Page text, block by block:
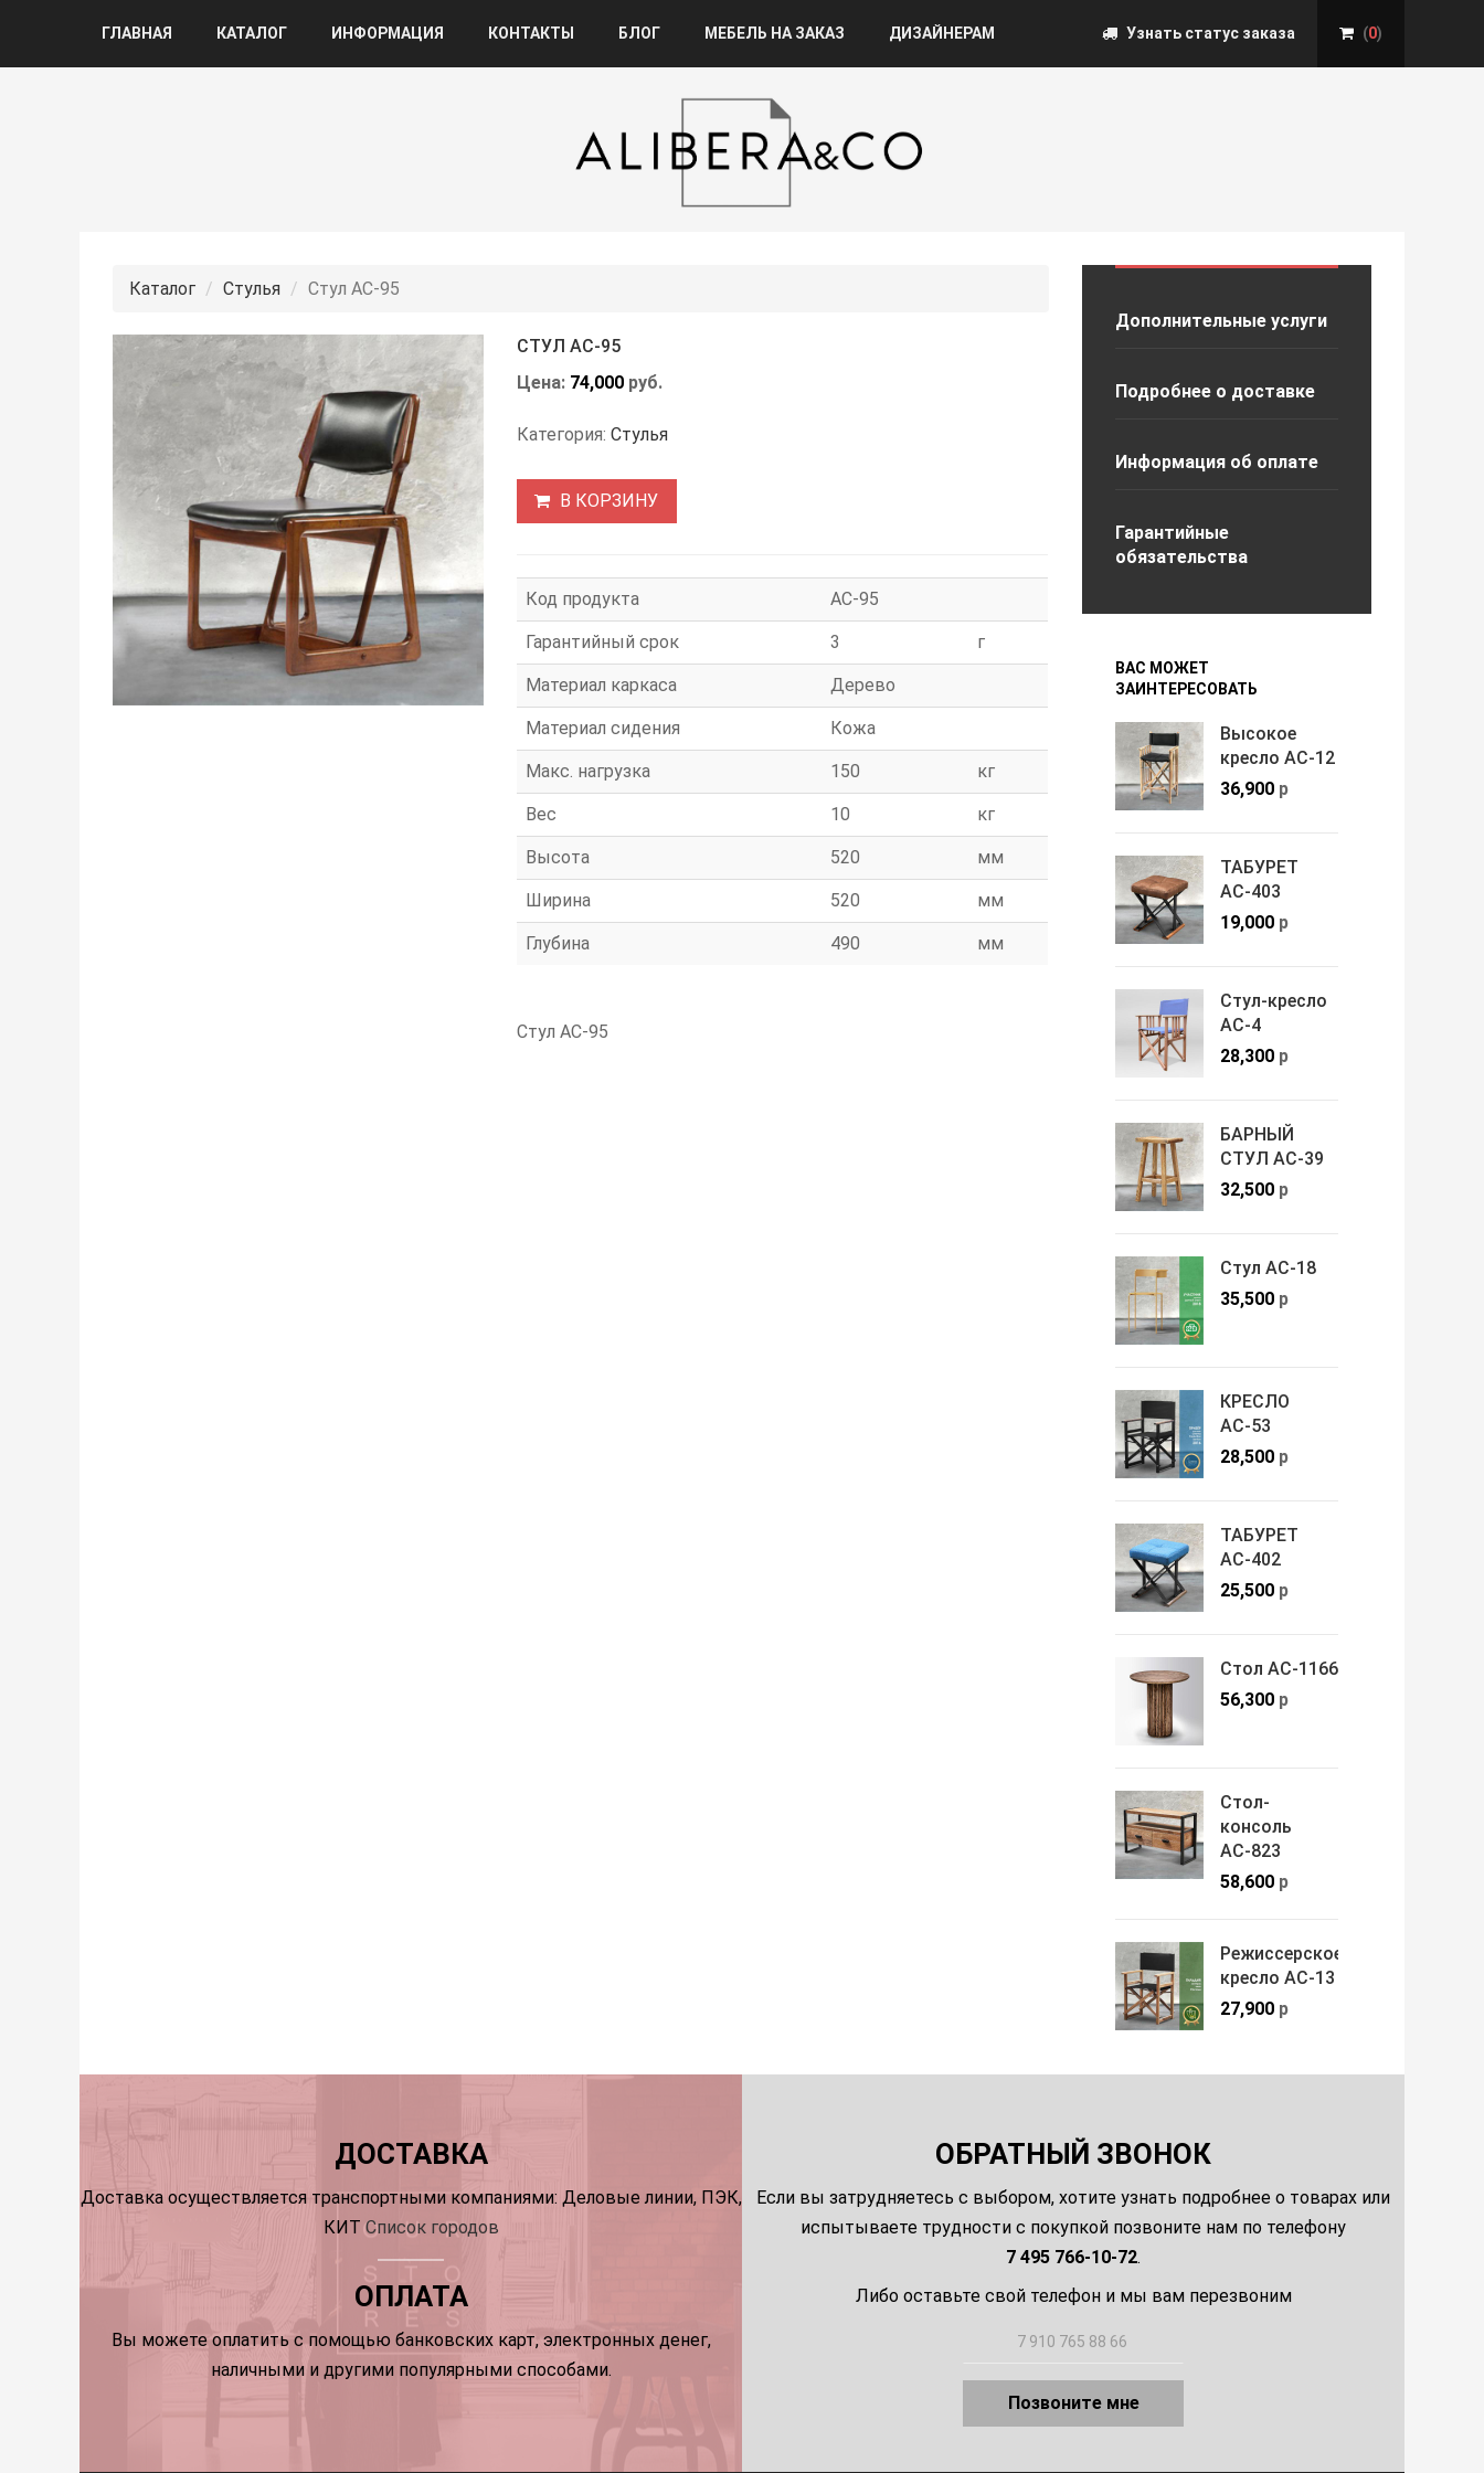
Узнать статус заказа (0)
ГЛАВНАЯ КАТАЛОГ ИНФОРМАЦИЯ КОНТАКТЫ БЛОГ МЕБЕЛЬ НА ЗАКАЗ ДИЗАЙНЕРАМ
Каталог Стулья Стул АС-95
СТУЛ АС-95
Цена: 74,000руб.
Категория: Стулья
В КОРЗИНУ
Код продукта АС-95
Гарантийный срок 3 г
Материал каркаса Дерево
Материал сидения Кожа
Макс. нагрузка 150 кг
Вес 10 кг
Высота 520 мм
Ширина 520 мм
Глубина 490 мм
Стул АС-95
Дополнительные услуги
Подробнее о доставке
Информация об оплате
Гарантийные
обязательства
ВАС МОЖЕТ
ЗАИНТЕРЕСОВАТЬ
Высокое
кресло АС-12
36,900р
ТАБУРЕТ
АС-403
19,000р
Стул-кресло
АС-4
28,300р
БАРНЫЙ
СТУЛ АС-39
32,500р
Стул АС-18
35,500р
КРЕСЛО
АС-53
28,500р
ТАБУРЕТ
АС-402
25,500р
Стол АС-1166
56,300р
Стол-
консоль
АС-823
58,600р
Режиссерское
кресло АС-13
27,900р
ДОСТАВКА
Доставка осуществляется транспортными компаниями: Деловые линии, ПЭК,
КИТСписок городов
ОПЛАТА
Вы можете оплатить с помощью банковских карт, электронных денег,
наличными и другими популярными способами.
ОБРАТНЫЙ ЗВОНОК
Если вы затрудняетесь с выбором, хотите узнать подробнее о товарах или
испытываете трудности с покупкой позвоните нам по телефону
7 495 766-10-72.
Либо оставьте свой телефон и мы вам перезвоним
Позвоните мне